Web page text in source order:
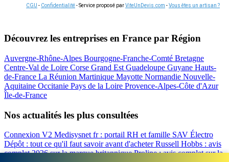
CGU - Confidentialité- Service proposé parViteUnDevis.com -Vous êtes un artisan ?
Découvrez les entreprises en France par Région
Auvergne-Rhône-Alpes Bourgogne-Franche-Comté Bretagne
Centre-Val de Loire Corse Grand Est Guadeloupe Guyane Hauts-
de-France La Réunion Martinique Mayotte Normandie Nouvelle-
Aquitaine Occitanie Pays de la Loire Provence-Alpes-Côte d'Azur
Île-de-France
Nos actualités les plus consultées
Connexion V2 Medisysnet fr : portail RH et famille SAV Électro
Dépôt : tout ce qu'il faut savoir avant d'acheterRussell Hobbs : avis
complet 2026 sur la marque britanniqueProline : avis complet sur la